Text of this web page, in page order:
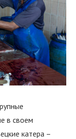
в своем
катера –